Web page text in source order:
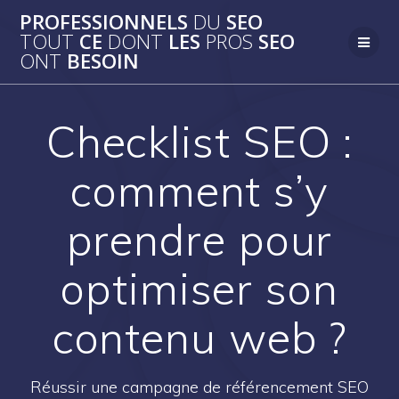
au
contenu
PROFESSIONNELS DU SEO
TOUT CE DONT LES PROS SEO
ONT BESOIN
Checklist SEO :
comment s’y
prendre pour
optimiser son
contenu web ?
Réussir une campagne de référencement SEO